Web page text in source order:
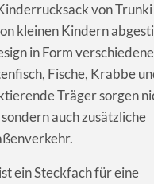
von
kleinen Kindern
in Form
Fische, Krabbe
Träger sorgen
auch zusätzliche
ein Steckfach für eine